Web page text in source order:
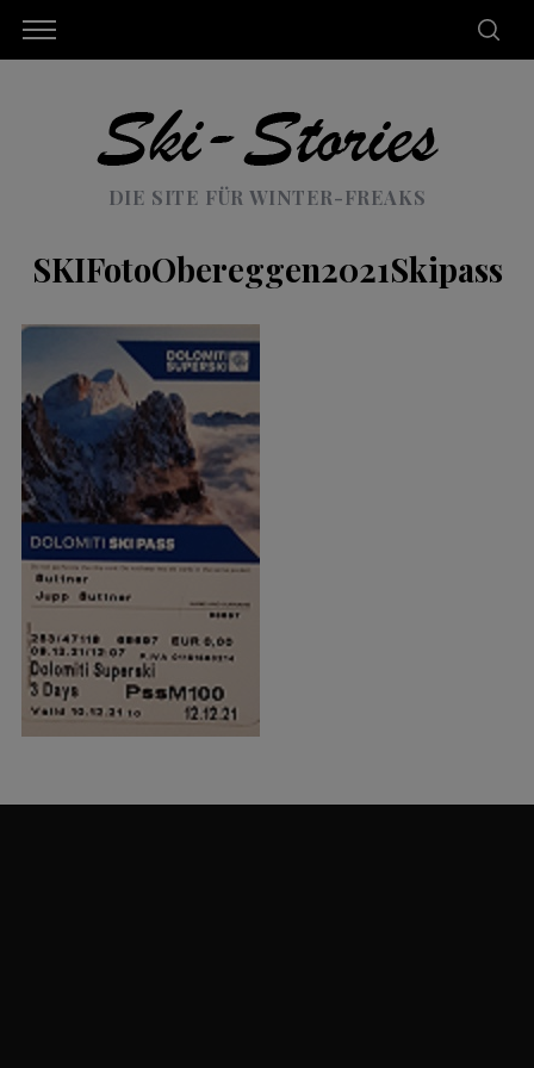
DIE SITE FÜR WINTER-FREAKS
SKIFotoObereggen2021Skipass